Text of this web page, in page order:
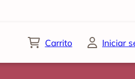
Carrito Iniciar